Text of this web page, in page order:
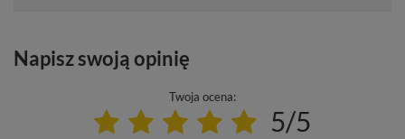
Napisz swoją opinię
Twoja ocena:
5/5